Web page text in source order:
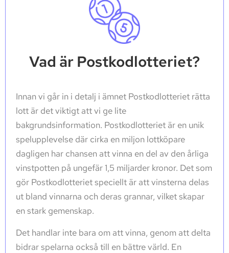
Vad är Postkodlotteriet?
Innan vi går in i detalj i ämnet Postkodlotteriet rätta
lott är det viktigt att vi ge lite
bakgrundsinformation. Postkodlotteriet är en unik
spelupplevelse där cirka en miljon lottköpare
dagligen har chansen att vinna en del av den årliga
vinstpotten på ungefär 1,5 miljarder kronor. Det som
gör Postkodlotteriet speciellt är att vinsterna delas
ut bland vinnarna och deras grannar, vilket skapar
en stark gemenskap.
Det handlar inte bara om att vinna, genom att delta
bidrar spelarna också till en bättre värld. En